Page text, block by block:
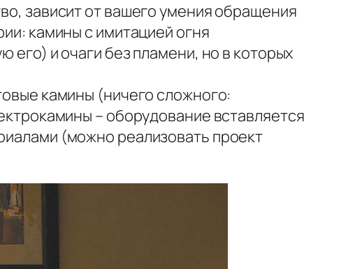
зависит от вашего умения обращения
камины с имитацией огня
его) и очаги без пламени, но в которых
камины (ничего сложного:
– оборудование вставляется
(можно реализовать проект